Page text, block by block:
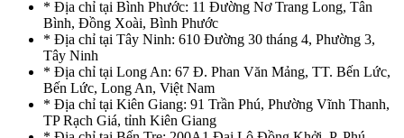
* Địa chỉ tại Bình Phước: 11 Đường Nơ Trang Long, Tân
Bình, Đồng Xoài, Bình Phước
* Địa chỉ tại Tây Ninh: 610 Đường 30 tháng 4, Phường 3,
Tây Ninh
* Địa chỉ tại Long An: 67 Đ. Phan Văn Mảng, TT. Bến Lức,
Bến Lức, Long An, Việt Nam
* Địa chỉ tại Kiên Giang: 91 Trần Phú, Phường Vĩnh Thanh,
TP Rạch Giá, tỉnh Kiên Giang